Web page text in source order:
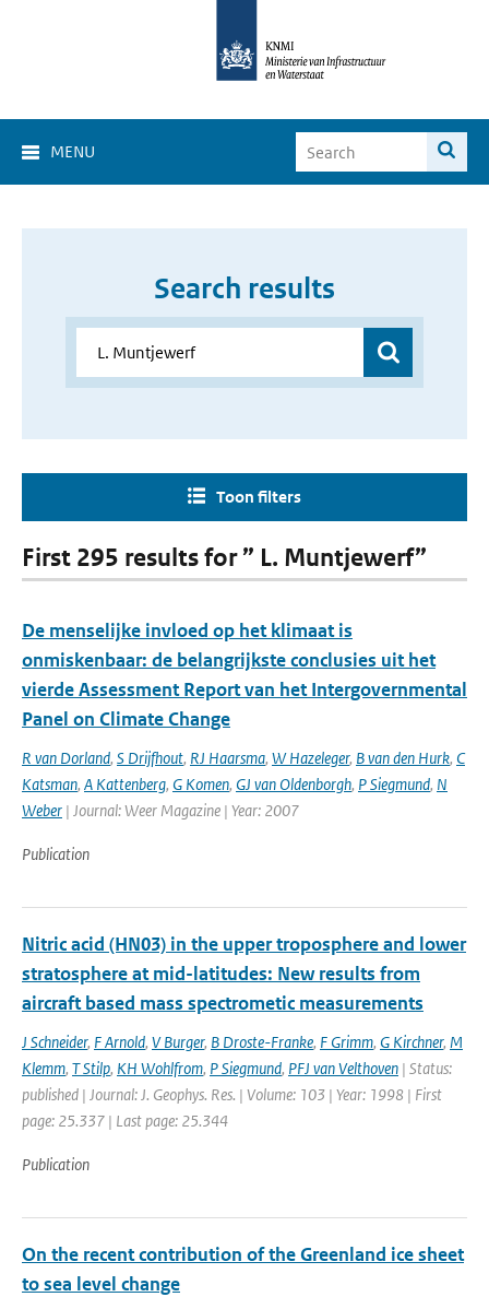
MENU
Search results
Toon filters
First 295 results for ” L. Muntjewerf”
De menselijke invloed op het klimaat is
onmiskenbaar: de belangrijkste conclusies uit het
vierde Assessment Report van het Intergovernmental
Panel on Climate Change
R van Dorland, S Drijfhout, RJ Haarsma, W Hazeleger, B van den Hurk, C
Katsman, A Kattenberg, G Komen, GJ van Oldenborgh, P Siegmund, N
Weber | Journal: Weer Magazine | Year: 2007
Publication
Nitric acid (HN03) in the upper troposphere and lower
stratosphere at mid-latitudes: New results from
aircraft based mass spectrometic measurements
J Schneider, F Arnold, V Burger, B Droste-Franke, F Grimm, G Kirchner, M
Klemm, T Stilp, KH Wohlfrom, P Siegmund, PFJ van Velthoven | Status:
published | Journal: J. Geophys. Res. | Volume: 103 | Year: 1998 | First
page: 25.337 | Last page: 25.344
Publication
On the recent contribution of the Greenland ice sheet
to sea level change